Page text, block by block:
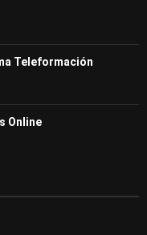
Teleformación
Online